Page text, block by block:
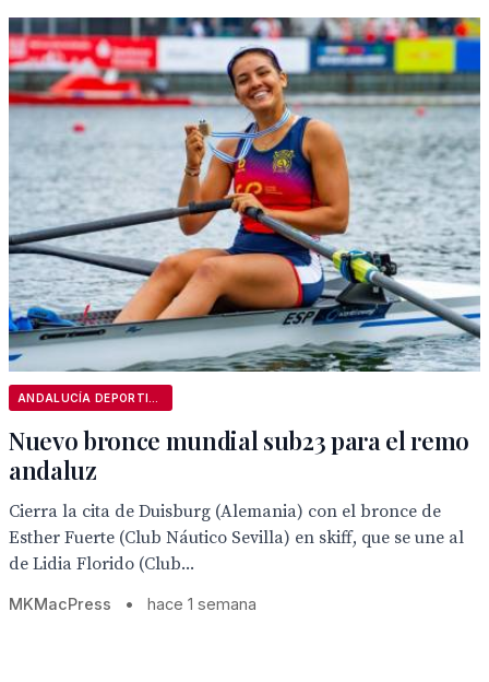
Nuevo bronce mundial sub23 para el remo
andaluz
Cierra la cita de Duisburg (Alemania) con el bronce de
Esther Fuerte (Club Náutico Sevilla) en skiff, que se une al
de Lidia Florido (Club...
MKMacPress • hace 1 semana